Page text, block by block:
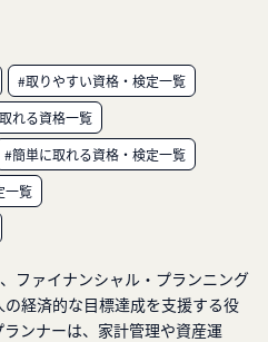
#取りやすい資格・検定一覧
れる資格一覧
#簡単に取れる資格・検定一覧
一覧
ファイナンシャル・プランニング
経済的な目標達成を支援する役
ンナーは、家計管理や資産運